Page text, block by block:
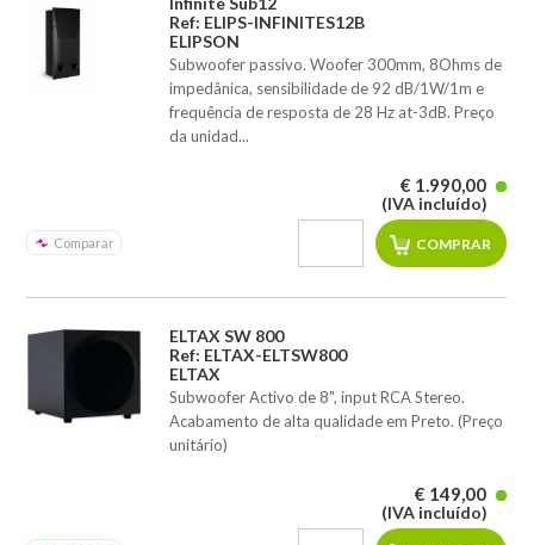
Ref: ELIPS-INFINITES12B
ELIPSON
Subwoofer passivo. Woofer 300mm, 8Ohms de
impedânica, sensibilidade de 92 dB/1W/1m e
frequência de resposta de 28 Hz at-3dB. Preço
da unidad...
Comparar
€ 1.990,00
(IVA incluído)
ELTAX SW 800
Ref: ELTAX-ELTSW800
ELTAX
Subwoofer Activo de 8", input RCA Stereo.
Acabamento de alta qualidade em Preto. (Preço
unitário)
€ 149,00
(IVA incluído)